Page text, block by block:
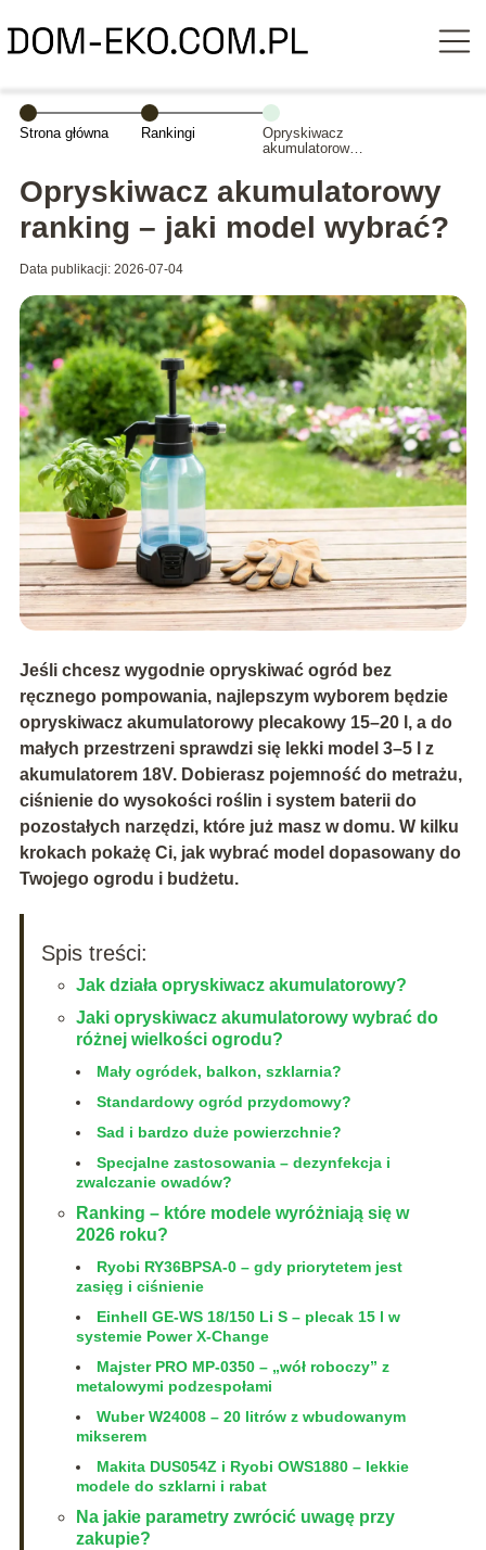
Strona główna Rankingi
Opryskiwacz
akumulatorowy
model wybrać?
Opryskiwacz akumulatorowy
ranking – jaki model wybrać?
Data publikacji: 2026-07-04
Jeśli chcesz wygodnie opryskiwać ogród bez
ręcznego pompowania, najlepszym wyborem będzie
opryskiwacz akumulatorowy plecakowy 15–20 l , a do
małych przestrzeni sprawdzi się lekki model 3–5 l z
akumulatorem 18V. Dobierasz pojemność do metrażu,
ciśnienie do wysokości roślin i system baterii do
pozostałych narzędzi, które już masz w domu. W kilku
krokach pokażę Ci, jak wybrać model dopasowany do
Twojego ogrodu i budżetu.
Spis treści:
Jak działa opryskiwacz akumulatorowy?
Jaki opryskiwacz akumulatorowy wybrać do
różnej wielkości ogrodu?
Mały ogródek, balkon, szklarnia?
Standardowy ogród przydomowy?
Sad i bardzo duże powierzchnie?
Specjalne zastosowania – dezynfekcja i
zwalczanie owadów?
Ranking – które modele wyróżniają się w
2026 roku?
Ryobi RY36BPSA‑0 – gdy priorytetem jest
zasięg i ciśnienie
Einhell GE‑WS 18/150 Li S – plecak 15 l w
systemie Power X‑Change
Majster PRO MP‑0350 – „wół roboczy” z
metalowymi podzespołami
Wuber W24008 – 20 litrów z wbudowanym
mikserem
Makita DUS054Z i Ryobi OWS1880 – lekkie
modele do szklarni i rabat
Na jakie parametry zwrócić uwagę przy
zakupie?